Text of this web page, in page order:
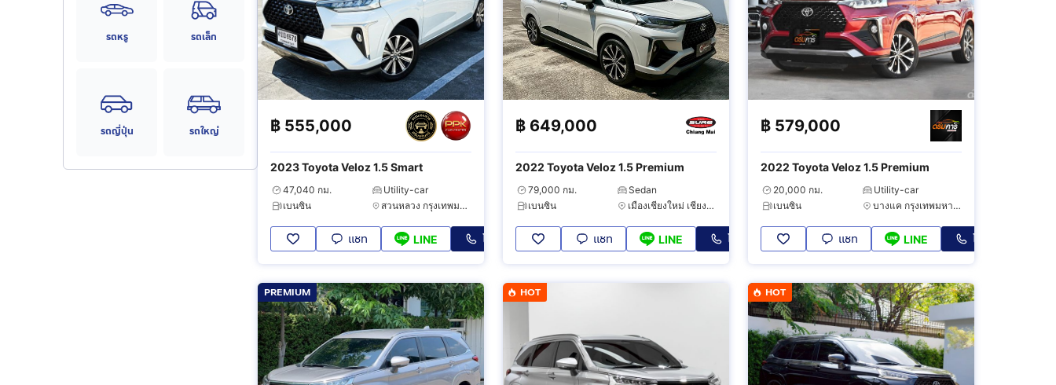
รถหรู รถเล็ก
รถญี่ปุ่น รถใหญ่ ฿ 555,000
2023 Toyota Veloz 1.5 Smart
47,040 กม.
Utility-car
เบนซิน
สวนหลวง กรุงเทพมหานคร
แชท LINE โทร
฿ 649,000
2022 Toyota Veloz 1.5 Premium
79,000 กม.
Sedan
เบนซิน
เมืองเชียงใหม่ เชียงใหม่
แชท LINE โทร
฿ 579,000
2022 Toyota Veloz 1.5 Premium
20,000 กม.
Utility-car
เบนซิน
บางแค กรุงเทพมหานคร
แชท LINE โทร
PREMIUM HOT HOT